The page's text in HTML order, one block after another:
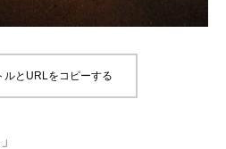
ルとURLをコピーする